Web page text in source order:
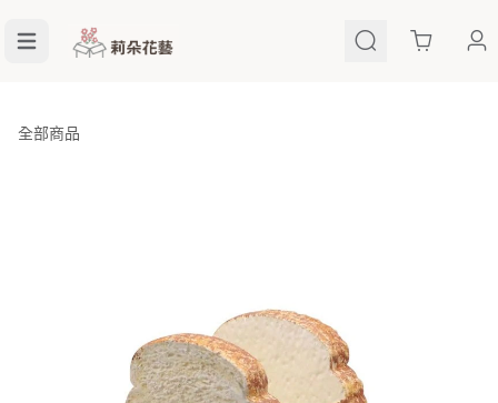
Cart
全部商品